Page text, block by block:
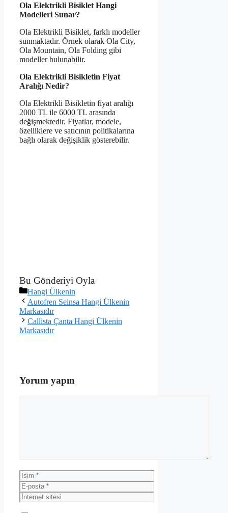
Ola Elektrikli Bisiklet Hangi
Modelleri Sunar?
Ola Elektrikli Bisiklet, farklı modeller
sunmaktadır. Örnek olarak Ola City,
Ola Mountain, Ola Folding gibi
modeller bulunabilir.
Ola Elektrikli Bisikletin Fiyat
Aralığı Nedir?
Ola Elektrikli Bisikletin fiyat aralığı
2000 TL ile 6000 TL arasında
değişmektedir. Fiyatlar, modele,
özelliklere ve satıcının politikalarına
bağlı olarak değişiklik gösterebilir.
Bu Gönderiyi Oyla
Kategoriler
Hangi Ülkenin
Autofren Seinsa Hangi Ülkenin
Markasıdır
Callista Çanta Hangi Ülkenin
Markasıdır
Yorum yapın
İsim
E-
posta
İnternet
sitesi